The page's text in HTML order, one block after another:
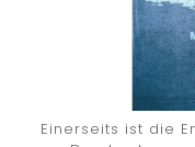
Einerseits ist die